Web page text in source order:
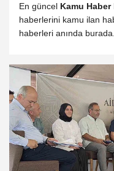
En güncel Kamu Haber
haberlerini kamu ilan
haberleri anında burada.